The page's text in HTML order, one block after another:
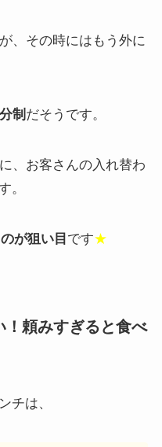
、その時にはもう外に
制 だそうです。
、お客さんの入れ替わ
。
が狙い目 です★
！頼みすぎると食べ
チは、